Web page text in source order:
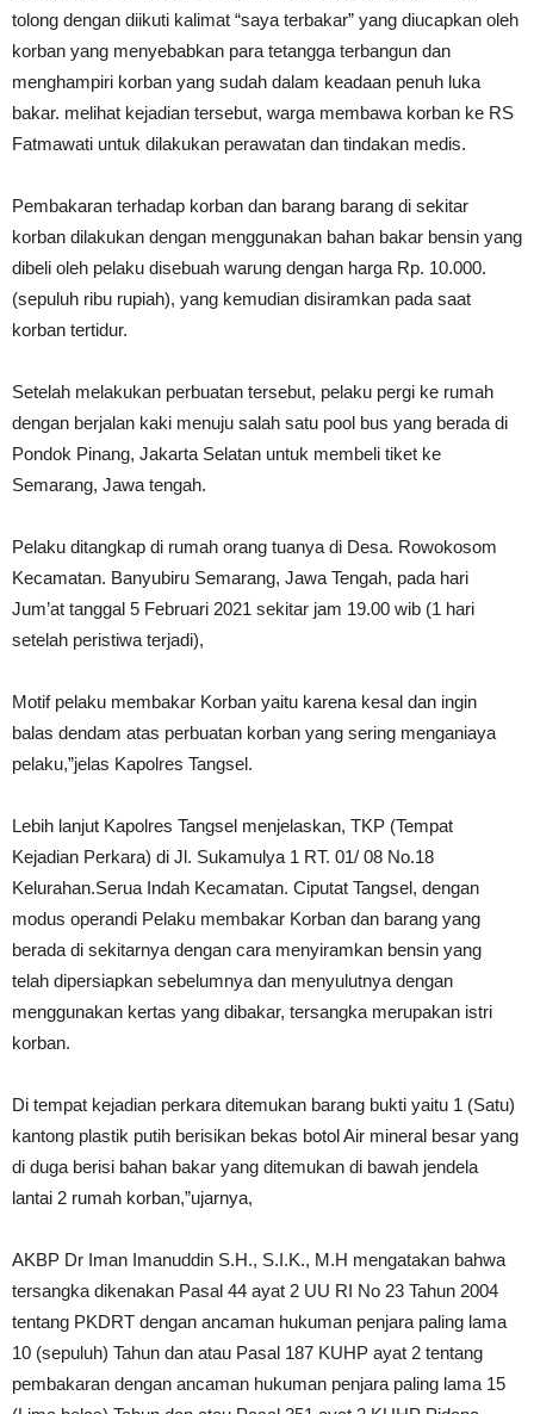
tolong dengan diikuti kalimat “saya terbakar” yang diucapkan oleh
korban yang menyebabkan para tetangga terbangun dan
menghampiri korban yang sudah dalam keadaan penuh luka
bakar. melihat kejadian tersebut, warga membawa korban ke RS
Fatmawati untuk dilakukan perawatan dan tindakan medis.
Pembakaran terhadap korban dan barang barang di sekitar
korban dilakukan dengan menggunakan bahan bakar bensin yang
dibeli oleh pelaku disebuah warung dengan harga Rp. 10.000.
(sepuluh ribu rupiah), yang kemudian disiramkan pada saat
korban tertidur.
Setelah melakukan perbuatan tersebut, pelaku pergi ke rumah
dengan berjalan kaki menuju salah satu pool bus yang berada di
Pondok Pinang, Jakarta Selatan untuk membeli tiket ke
Semarang, Jawa tengah.
Pelaku ditangkap di rumah orang tuanya di Desa. Rowokosom
Kecamatan. Banyubiru Semarang, Jawa Tengah, pada hari
Jum’at tanggal 5 Februari 2021 sekitar jam 19.00 wib (1 hari
setelah peristiwa terjadi),
Motif pelaku membakar Korban yaitu karena kesal dan ingin
balas dendam atas perbuatan korban yang sering menganiaya
pelaku,”jelas Kapolres Tangsel.
Lebih lanjut Kapolres Tangsel menjelaskan, TKP (Tempat
Kejadian Perkara) di Jl. Sukamulya 1 RT. 01/ 08 No.18
Kelurahan.Serua Indah Kecamatan. Ciputat Tangsel, dengan
modus operandi Pelaku membakar Korban dan barang yang
berada di sekitarnya dengan cara menyiramkan bensin yang
telah dipersiapkan sebelumnya dan menyulutnya dengan
menggunakan kertas yang dibakar, tersangka merupakan istri
korban.
Di tempat kejadian perkara ditemukan barang bukti yaitu 1 (Satu)
kantong plastik putih berisikan bekas botol Air mineral besar yang
di duga berisi bahan bakar yang ditemukan di bawah jendela
lantai 2 rumah korban,”ujarnya,
AKBP Dr Iman Imanuddin S.H., S.I.K., M.H mengatakan bahwa
tersangka dikenakan Pasal 44 ayat 2 UU RI No 23 Tahun 2004
tentang PKDRT dengan ancaman hukuman penjara paling lama
10 (sepuluh) Tahun dan atau Pasal 187 KUHP ayat 2 tentang
pembakaran dengan ancaman hukuman penjara paling lama 15